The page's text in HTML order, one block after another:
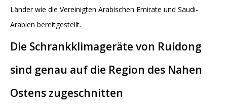
Länder wie die Vereinigten Arabischen Emirate und Saudi-
Arabien bereitgestellt.
Die Schrankklimageräte von Ruidong
sind genau auf die Region des Nahen
Ostens zugeschnitten